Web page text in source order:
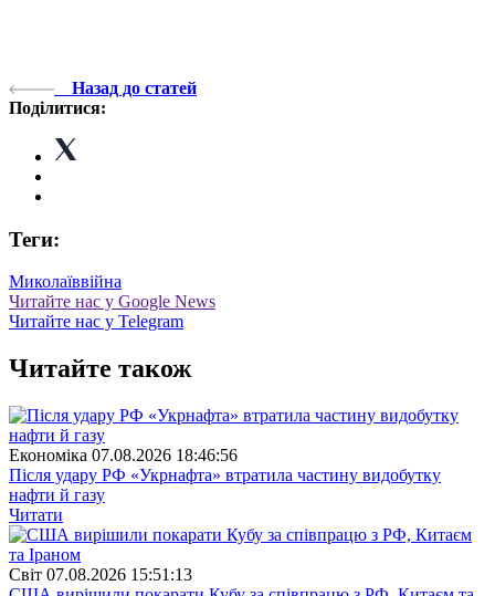
Назад до статей
Поділитися:
Теги:
Миколаїввійна
Читайте нас у Google News
Читайте нас у Telegram
Читайте також
Економіка 07.08.2026 18:46:56
Після удару РФ «Укрнафта» втратила частину видобутку
нафти й газу
Читати
Свiт 07.08.2026 15:51:13